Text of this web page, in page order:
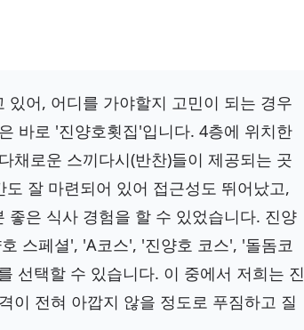
어, 어디를 가야할지 고민이 되는 경우
바로 '진양호횟집'입니다. 4층에 위치한
채로운 스끼다시(반찬)들이 제공되는 곳
잘 마련되어 있어 접근성도 뛰어났고,
은 식사 경험을 할 수 있었습니다. 진양
스페셜', 'A코스', '진양호 코스', '돌돔코
선택할 수 있습니다. 이 중에서 저희는 진
이 전혀 아깝지 않을 정도로 푸짐하고 질